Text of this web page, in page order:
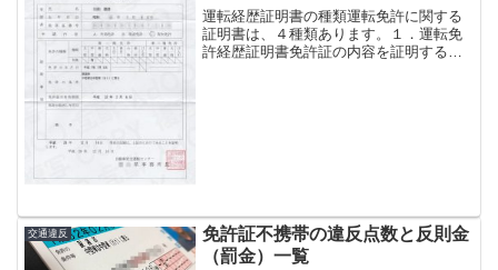
運転経歴証明書の種類運転免許に関する
証明書は、４種類あります。１．運転免
許経歴証明書免許証の内容を証明するも
交通違反
免許証不携帯の違反点数と反則金
（罰金）一覧